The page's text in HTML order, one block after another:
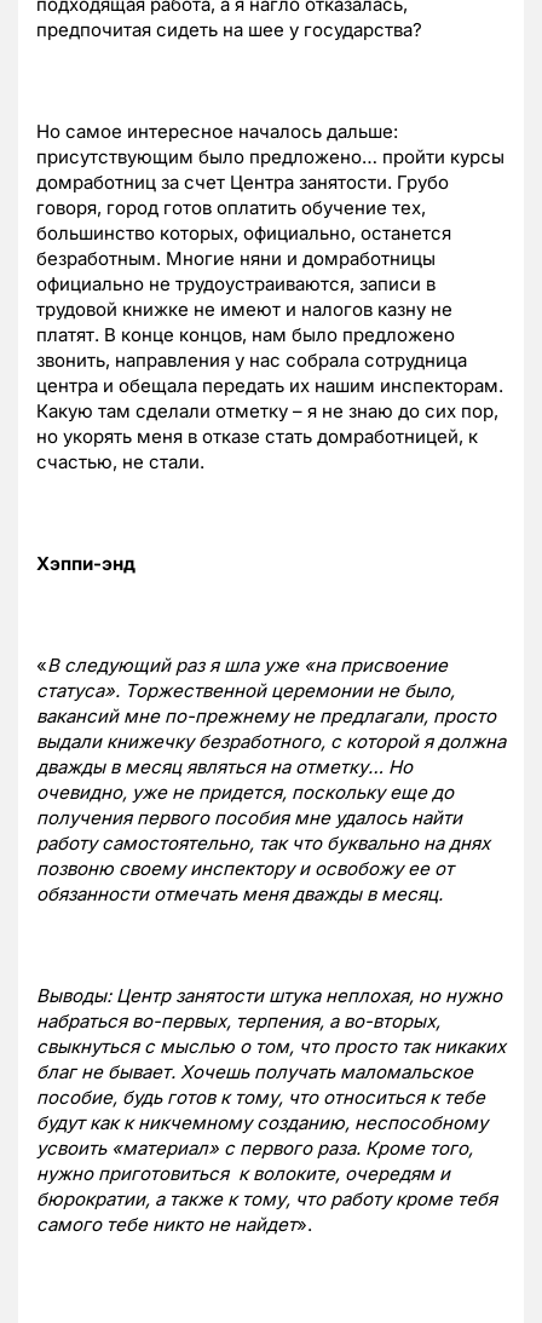
подходящая работа, а я нагло отказалась,
предпочитая сидеть на шее у государства?
Но самое интересное началось дальше:
присутствующим было предложено… пройти курсы
домработниц за счет Центра занятости. Грубо
говоря, город готов оплатить обучение тех,
большинство которых, официально, останется
безработным. Многие няни и домработницы
официально не трудоустраиваются, записи в
трудовой книжке не имеют и налогов казну не
платят. В конце концов, нам было предложено
звонить, направления у нас собрала сотрудница
центра и обещала передать их нашим инспекторам.
Какую там сделали отметку – я не знаю до сих пор,
но укорять меня в отказе стать домработницей, к
счастью, не стали.
Хэппи-энд
«В следующий раз я шла уже «на присвоение
статуса». Торжественной церемонии не было,
вакансий мне по-прежнему не предлагали, просто
выдали книжечку безработного, с которой я должна
дважды в месяц являться на отметку… Но
очевидно, уже не придется, поскольку еще до
получения первого пособия мне удалось найти
работу самостоятельно, так что буквально на днях
позвоню своему инспектору и освобожу ее от
обязанности отмечать меня дважды в месяц.
Выводы: Центр занятости штука неплохая, но нужно
набраться во-первых, терпения, а во-вторых,
свыкнуться с мыслью о том, что просто так никаких
благ не бывает. Хочешь получать маломальское
пособие, будь готов к тому, что относиться к тебе
будут как к никчемному созданию, неспособному
усвоить «материал» с первого раза. Кроме того,
нужно приготовиться к волоките, очередям и
бюрократии, а также к тому, что работу кроме тебя
самого тебе никто не найдет».